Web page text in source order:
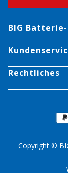
BIG
Rechtliches
Copyright ©